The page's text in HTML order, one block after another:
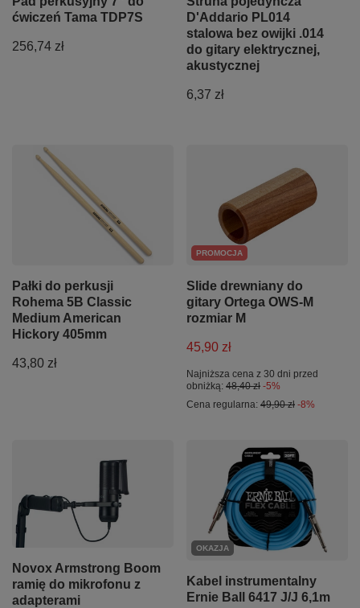
ćwiczeń Tama TDP7S
256,74 zł
D'Addario PL014
stalowa bez owijki .014
do gitary elektrycznej,
akustycznej
6,37 zł
Pałki do perkusji
Rohema 5B Classic
Medium American
Hickory 405mm
43,80 zł
PROMOCJA
Slide drewniany do
gitary Ortega OWS-M
rozmiar M
45,90 zł
Najniższa cena z 30 dni przed
obniżką: 48,40 zł -5%
Cena regularna: 49,90 zł -8%
Novox Armstrong Boom
ramię do mikrofonu z
adapterami
OKAZJA
Kabel instrumentalny
Ernie Ball 6417 J/J 6,1m